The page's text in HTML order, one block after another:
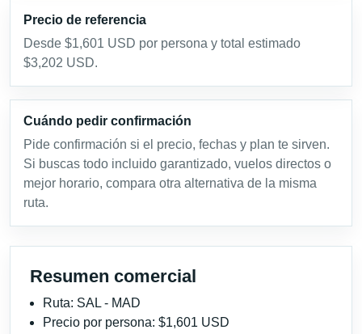
Precio de referencia
Desde $1,601 USD por persona y total estimado
$3,202 USD.
Cuándo pedir confirmación
Pide confirmación si el precio, fechas y plan te sirven.
Si buscas todo incluido garantizado, vuelos directos o
mejor horario, compara otra alternativa de la misma
ruta.
Resumen comercial
Ruta: SAL - MAD
Precio por persona: $1,601 USD